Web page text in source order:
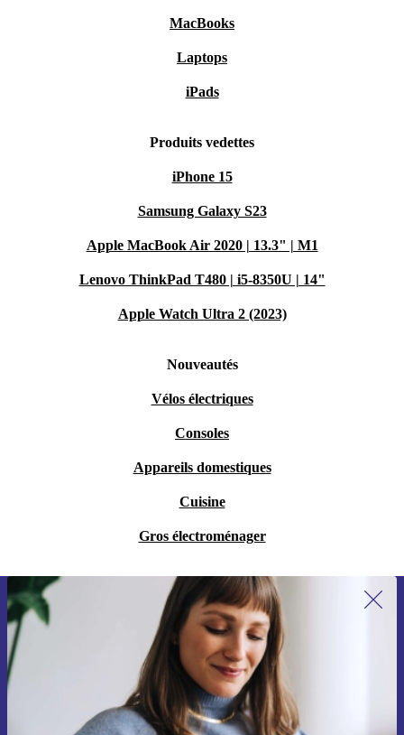
MacBooks
Laptops
iPads
Produits vedettes
iPhone 15
Samsung Galaxy S23
Apple MacBook Air 2020 | 13.3" | M1
Lenovo ThinkPad T480 | i5-8350U | 14"
Apple Watch Ultra 2 (2023)
Nouveautés
Vélos électriques
Consoles
Appareils domestiques
Cuisine
Gros électroménager
Recevoir offres et infos de refurbed
par mail
Ne manquez plus aucune offre.